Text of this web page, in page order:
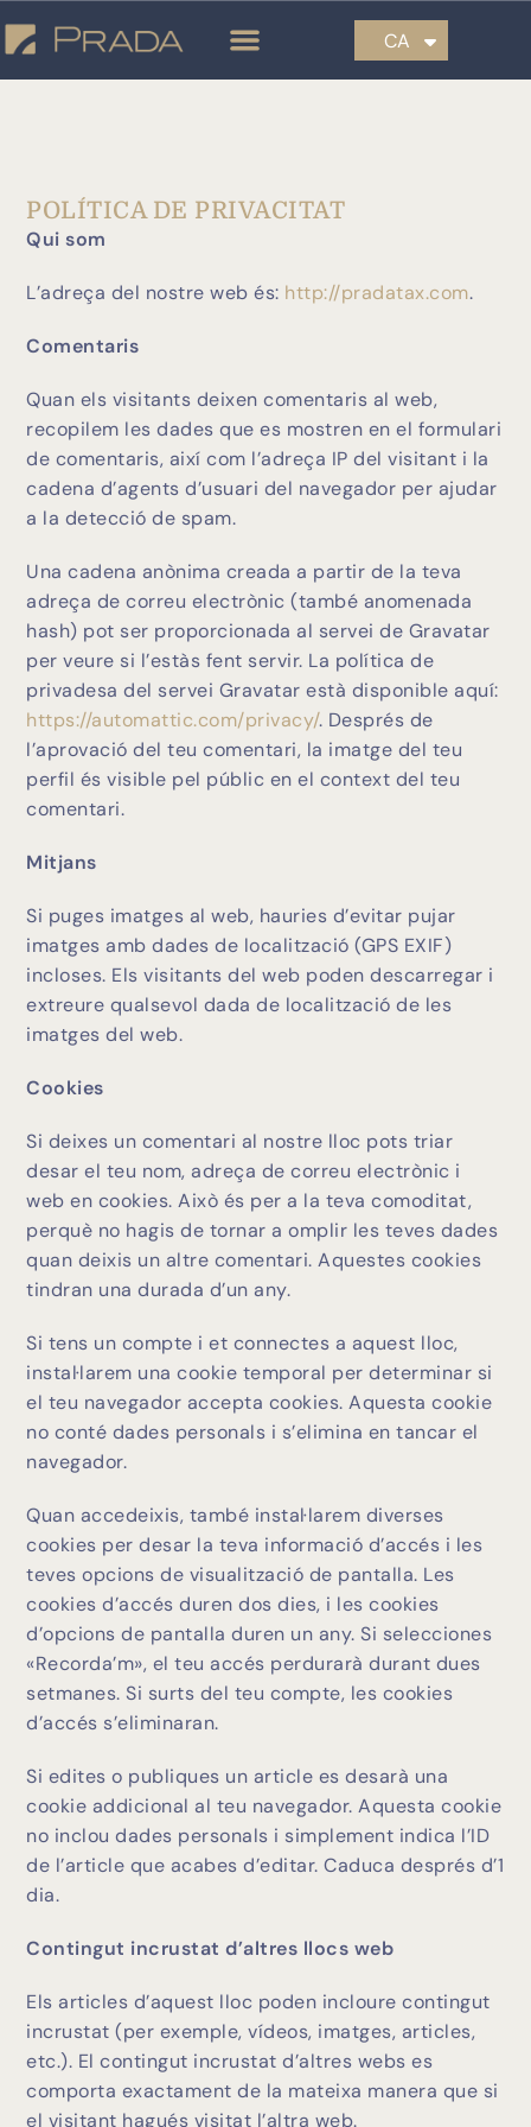
CA
ES
POLÍTICA DE PRIVACITAT
Qui som
L’adreça del nostre web és: http://pradatax.com.
Comentaris
Quan els visitants deixen comentaris al web,
recopilem les dades que es mostren en el formulari
de comentaris, així com l’adreça IP del visitant i la
cadena d’agents d’usuari del navegador per ajudar
a la detecció de spam.
Una cadena anònima creada a partir de la teva
adreça de correu electrònic (també anomenada
hash) pot ser proporcionada al servei de Gravatar
per veure si l’estàs fent servir. La política de
privadesa del servei Gravatar està disponible aquí:
https://automattic.com/privacy/. Després de
l’aprovació del teu comentari, la imatge del teu
perfil és visible pel públic en el context del teu
comentari.
Mitjans
Si puges imatges al web, hauries d’evitar pujar
imatges amb dades de localització (GPS EXIF)
incloses. Els visitants del web poden descarregar i
extreure qualsevol dada de localització de les
imatges del web.
Cookies
Si deixes un comentari al nostre lloc pots triar
desar el teu nom, adreça de correu electrònic i
web en cookies. Això és per a la teva comoditat,
perquè no hagis de tornar a omplir les teves dades
quan deixis un altre comentari. Aquestes cookies
tindran una durada d’un any.
Si tens un compte i et connectes a aquest lloc,
instal·larem una cookie temporal per determinar si
el teu navegador accepta cookies. Aquesta cookie
no conté dades personals i s’elimina en tancar el
navegador.
Quan accedeixis, també instal·larem diverses
cookies per desar la teva informació d’accés i les
teves opcions de visualització de pantalla. Les
cookies d’accés duren dos dies, i les cookies
d’opcions de pantalla duren un any. Si selecciones
«Recorda’m», el teu accés perdurarà durant dues
setmanes. Si surts del teu compte, les cookies
d’accés s’eliminaran.
Si edites o publiques un article es desarà una
cookie addicional al teu navegador. Aquesta cookie
no inclou dades personals i simplement indica l’ID
de l’article que acabes d’editar. Caduca després d’1
dia.
Contingut incrustat d’altres llocs web
Els articles d’aquest lloc poden incloure contingut
incrustat (per exemple, vídeos, imatges, articles,
etc.). El contingut incrustat d’altres webs es
comporta exactament de la mateixa manera que si
el visitant hagués visitat l’altra web.